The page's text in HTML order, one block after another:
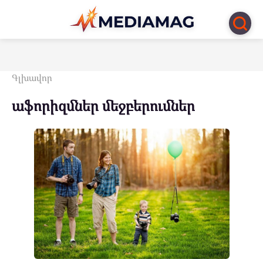
Перейти
контенту
Գլխավոր
աֆորիզմներ մեջբերումներ